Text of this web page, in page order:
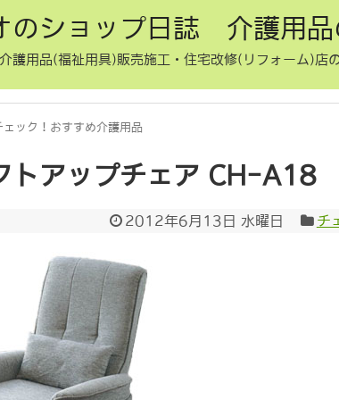
のショップ日誌 介護用品
護用品(福祉用具)販売施工・住宅改修(リフォーム)店
ェック！おすすめ介護用品
トアップチェア CH-A18
2012年6月13日 水曜日 チ